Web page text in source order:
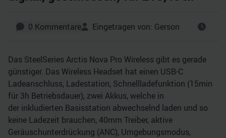
0 Kommentare Eingetragen von: Gerson
Das SteelSeries Arctis Nova Pro Wireless gibt es gerade
günstiger. Das Wireless Headset hat einen USB-C
Ladeanschluss, Ladestation, Schnellladefunktion (15min
für 3h Betriebsdauer), zwei Akkus, welche in
der inkludierten Basisstation abwechselnd laden und so
keine Ladezeit brauchen, 40mm Treiber, aktive
Geräuschunterdrückung (ANC), Umgebungsmodus,